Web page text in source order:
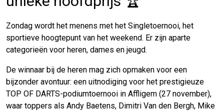
Zondag wordt het menens met het Singletoernooi, het
sportieve hoogtepunt van het weekend. Er zijn aparte
categorieën voor heren, dames en jeugd.
De winnaar bij de heren mag zich opmaken voor een
bijzonder avontuur: een uitnodiging voor het prestigieuze
TOP OF DARTS-podiumtoernooi in Affligem (27 november),
waar toppers als Andy Baetens, Dimitri Van den Bergh, Mike